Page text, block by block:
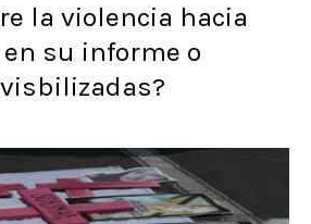
la violencia hacia
su informe o